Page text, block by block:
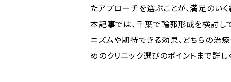
たアプローチを選ぶことが、満足のい
本記事では、千葉で輪郭形成を検討し
ニズムや期待できる効果、どちらの治
めのクリニック選びのポイントまで詳し